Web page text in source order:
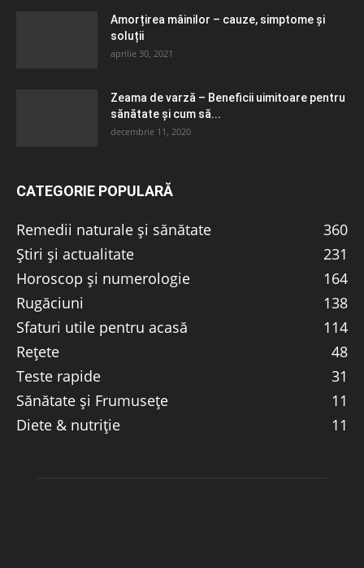
Amorțirea mâinilor – cauze, simptome și
soluții
aprilie 30, 2021
Zeama de varză – Beneficii uimitoare pentru
sănătate și cum să...
decembrie 11, 2020
CATEGORIE POPULARĂ
Remedii naturale și sănătate
360
Știri și actualitate
231
Horoscop și numerologie
164
Rugăciuni
138
Sfaturi utile pentru acasă
114
Rețete
48
Teste rapide
31
Sănătate și Frumusețe
11
Diete & nutriție
11